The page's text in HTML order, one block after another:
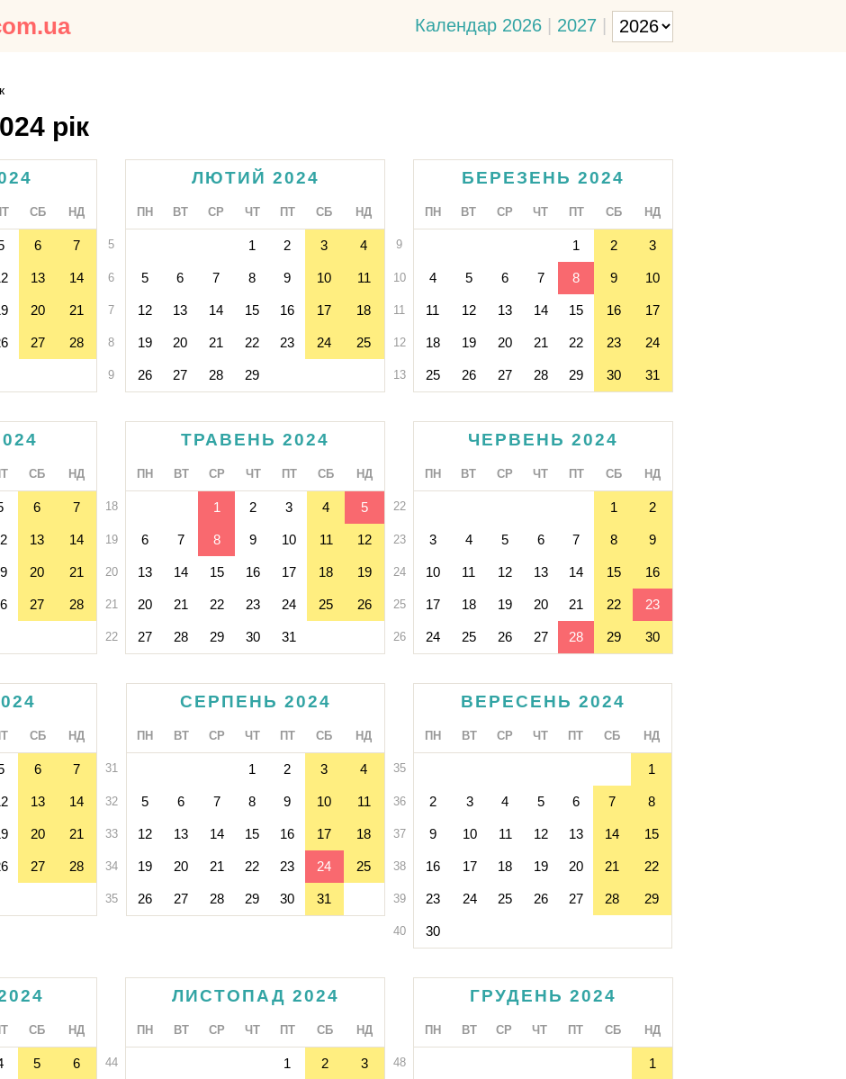
Календар 2026 | 2027 |
рік
СБ НД
6 7
13 14
20 21
27 28
ЛЮТИЙ 2024
ПН ВТ СР ЧТ ПТ СБ НД
5 1 2 3 4
6 5 6 7 8 9 10 11
7 12 13 14 15 16 17 18
8 19 20 21 22 23 24 25
9 26 27 28 29
БЕРЕЗЕНЬ 2024
ПН ВТ СР ЧТ ПТ СБ НД
9 1 2 3
10 4 5 6 7 8 9 10
11 11 12 13 14 15 16 17
12 18 19 20 21 22 23 24
13 25 26 27 28 29 30 31
СБ НД
6 7
13 14
20 21
27 28
ТРАВЕНЬ 2024
ПН ВТ СР ЧТ ПТ СБ НД
18 1 2 3 4 5
19 6 7 8 9 10 11 12
20 13 14 15 16 17 18 19
21 20 21 22 23 24 25 26
22 27 28 29 30 31
ЧЕРВЕНЬ 2024
ПН ВТ СР ЧТ ПТ СБ НД
22 1 2
23 3 4 5 6 7 8 9
24 10 11 12 13 14 15 16
25 17 18 19 20 21 22 23
26 24 25 26 27 28 29 30
СБ НД
6 7
13 14
20 21
27 28
СЕРПЕНЬ 2024
ПН ВТ СР ЧТ ПТ СБ НД
31 1 2 3 4
32 5 6 7 8 9 10 11
33 12 13 14 15 16 17 18
34 19 20 21 22 23 24 25
35 26 27 28 29 30 31
ВЕРЕСЕНЬ 2024
ПН ВТ СР ЧТ ПТ СБ НД
35 1
36 2 3 4 5 6 7 8
37 9 10 11 12 13 14 15
38 16 17 18 19 20 21 22
39 23 24 25 26 27 28 29
40 30
СБ НД
5 6
ЛИСТОПАД 2024
ПН ВТ СР ЧТ ПТ СБ НД
44 1 2 3
ГРУДЕНЬ 2024
ПН ВТ СР ЧТ ПТ СБ НД
48 1